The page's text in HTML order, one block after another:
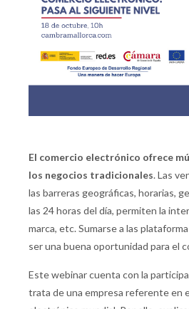
El comercio electrónico ofrece
los negocios tradicionales. Las
las barreras geográficas, horarias,
las 24 horas del día, permiten la
marca, etc. Sumarse a las
ser una buena oportunidad para el
Este webinar cuenta con la
trata de una empresa referente en